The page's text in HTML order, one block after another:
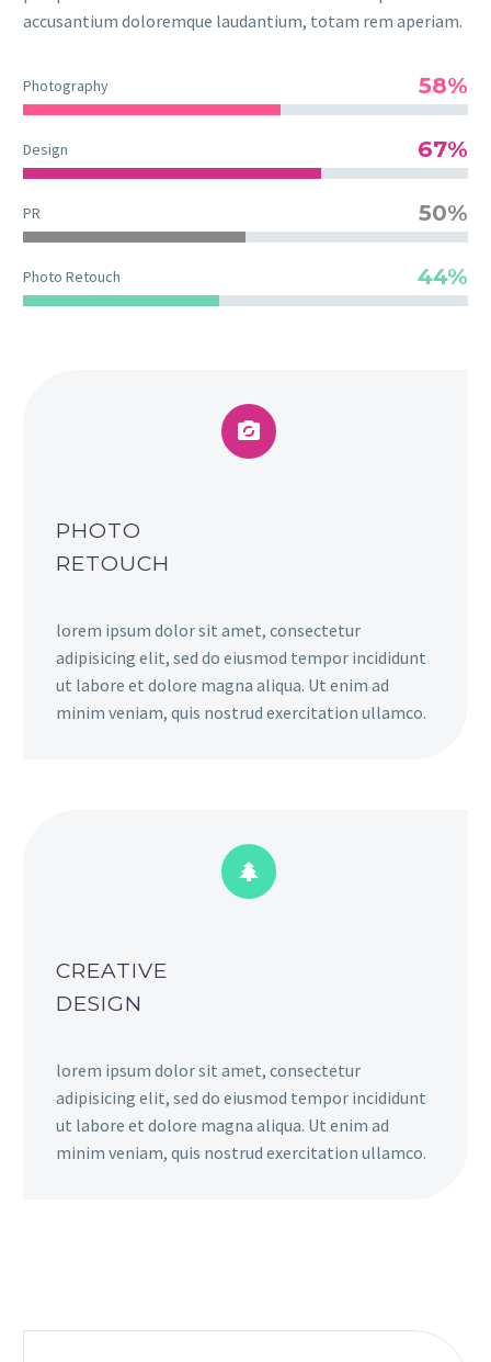
accusantium doloremque laudantium, totam rem aperiam.
Photography 58%
Design 67%
PR 50%
Photo Retouch 44%


PHOTO
RETOUCH
lorem ipsum dolor sit amet, consectetur
adipisicing elit, sed do eiusmod tempor incididunt
ut labore et dolore magna aliqua. Ut enim ad
minim veniam, quis nostrud exercitation ullamco.


CREATIVE
DESIGN
lorem ipsum dolor sit amet, consectetur
adipisicing elit, sed do eiusmod tempor incididunt
ut labore et dolore magna aliqua. Ut enim ad
minim veniam, quis nostrud exercitation ullamco.